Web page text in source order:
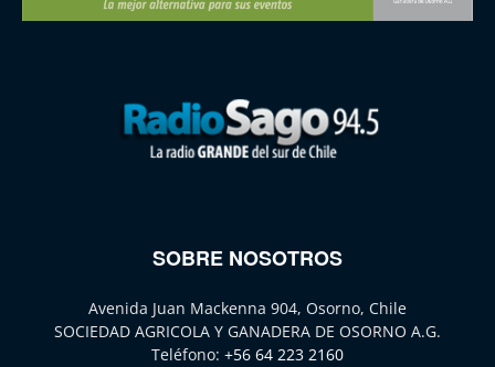
SOBRE NOSOTROS
Avenida Juan Mackenna 904, Osorno, Chile
SOCIEDAD AGRICOLA Y GANADERA DE OSORNO A.G.
Teléfono: +56 64 223 2160